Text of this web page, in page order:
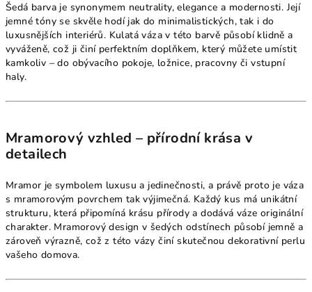
Šedá barva je synonymem neutrality, elegance a modernosti. Její
jemné tóny se skvěle hodí jak do minimalistických, tak i do
luxusnějších interiérů. Kulatá váza v této barvě působí klidně a
vyváženě, což ji činí perfektním doplňkem, který můžete umístit
kamkoliv – do obývacího pokoje, ložnice, pracovny či vstupní
haly.
Mramorový vzhled – přírodní krása v
detailech
Mramor je symbolem luxusu a jedinečnosti, a právě proto je váza
s mramorovým povrchem tak výjimečná. Každý kus má unikátní
strukturu, která připomíná krásu přírody a dodává váze originální
charakter. Mramorový design v šedých odstínech působí jemně a
zároveň výrazně, což z této vázy činí skutečnou dekorativní perlu
vašeho domova.